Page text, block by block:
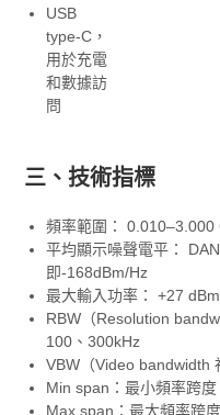
USB
type-C，
用於充電
和數據訪
問
三、技術指標
頻率範圍： 0.010–3.000
平均顯示噪聲電平：
即-168dBm/Hz
最大輸入功率： +27 dBm
RBW（Resolution
100、300kHz
VBW（Video bandwidth
Min span：最小頻率跨
Max span：最大頻率跨